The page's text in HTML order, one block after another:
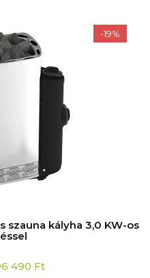
-19%
szauna kályha 3,0 KW-os
490 FtCurrent